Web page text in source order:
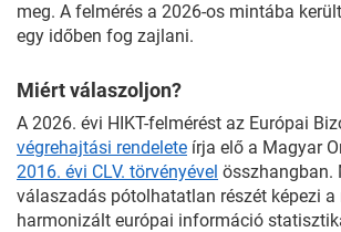
meg. A felmérés a 2026-os mintába került
egy időben fog zajlani.
Miért válaszoljon?
A 2026. évi HIKT-felmérést az Európai
végrehajtási rendelete írja elő a Magyar
2016. évi CLV. törvényével összhangban.
válaszadás pótolhatatlan részét képezi a
harmonizált európai információ